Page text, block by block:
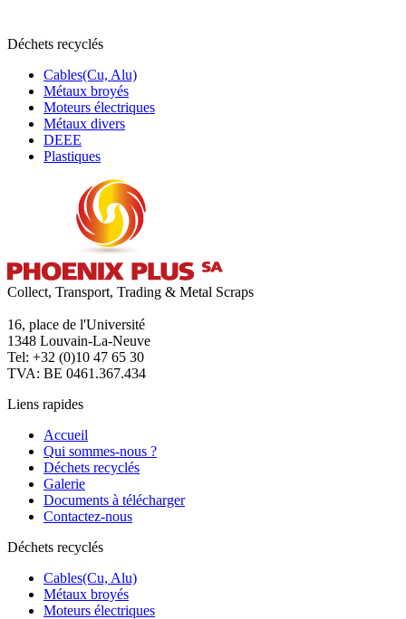
Déchets recyclés
Cables(Cu, Alu)
Métaux broyés
Moteurs électriques
Métaux divers
DEEE
Plastiques
Collect, Transport, Trading & Metal Scraps
16, place de l'Université
1348 Louvain-La-Neuve
Tel: +32 (0)10 47 65 30
TVA: BE 0461.367.434
Liens rapides
Accueil
Qui sommes-nous ?
Déchets recyclés
Galerie
Documents à télécharger
Contactez-nous
Déchets recyclés
Cables(Cu, Alu)
Métaux broyés
Moteurs électriques